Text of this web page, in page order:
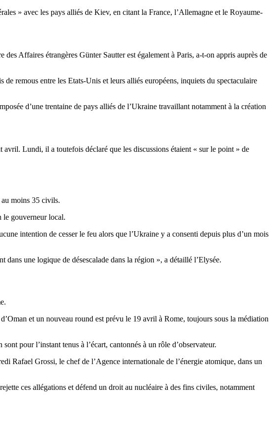
» avec les pays alliés de Kiev, en citant la France, l’Allemagne et le Royaume-
Affaires étrangères Günter Sautter est également à Paris, a-t-on appris auprès de
remous entre les Etats-Unis et leurs alliés européens, inquiets du spectaculaire
d’une trentaine de pays alliés de l’Ukraine travaillant notamment à la création
Lundi, il a toutefois déclaré que les discussions étaient « sur le point » de
moins 35 civils.
le gouverneur local.
intention de cesser le feu alors que l’Ukraine y a consenti depuis plus d’un mois
une logique de désescalade dans la région », a détaillé l’Elysée.
et un nouveau round est prévu le 19 avril à Rome, toujours sous la médiation
pour l’instant tenus à l’écart, cantonnés à un rôle d’observateur.
Rafael Grossi, le chef de l’Agence internationale de l’énergie atomique, dans un
ces allégations et défend un droit au nucléaire à des fins civiles, notamment